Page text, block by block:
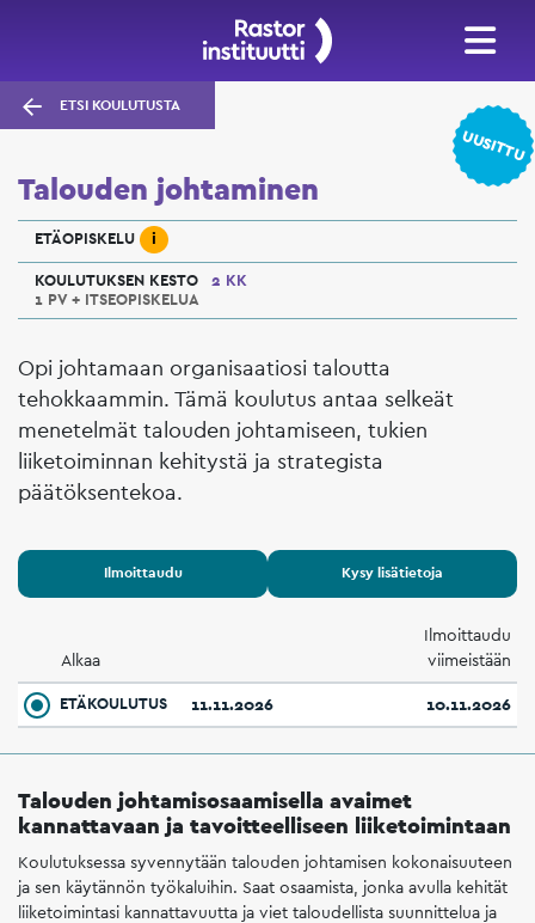
ETSI KOULUTUSTA
UUSITTU
Talouden johtaminen
ETÄOPISKELU i
KOULUTUKSEN KESTO
2 KK
1 PV + ITSEOPISKELUA
Opi johtamaan organisaatiosi taloutta
tehokkaammin. Tämä koulutus antaa selkeät
menetelmät talouden johtamiseen, tukien
liiketoiminnan kehitystä ja strategista
päätöksentekoa.
Ilmoittaudu Kysy lisätietoja
Alkaa
Ilmoittaudu
viimeistään
ETÄKOULUTUS 11.11.2026 10.11.2026
Talouden johtamisosaamisella avaimet
kannattavaan ja tavoitteelliseen liiketoimintaan
Koulutuksessa syvennytään talouden johtamisen kokonaisuuteen
ja sen käytännön työkaluihin. Saat osaamista, jonka avulla kehität
liiketoimintasi kannattavuutta ja viet taloudellista suunnittelua ja